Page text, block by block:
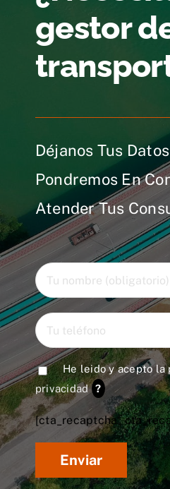
gestor
Déjanos Tus
Pondremos En
Atender Tus
He leido y acepto la
privacidad ?
[cta_recaptcha*